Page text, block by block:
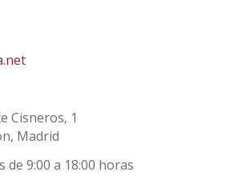
Cisneros, 1
Madrid
de 9:00 a 18:00 horas